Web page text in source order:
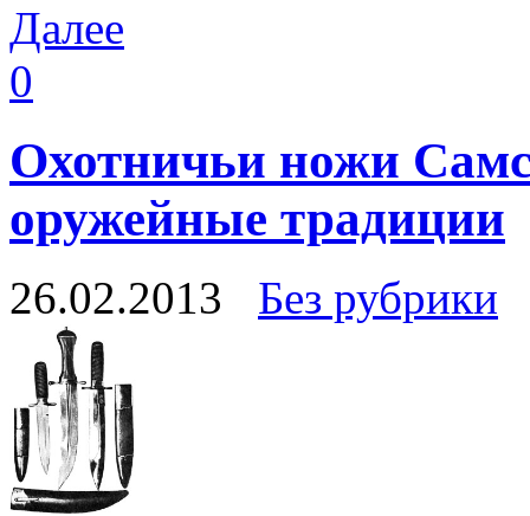
Далее
0
Охотничьи ножи
оружейные традиции
26.02.2013 Без рубрики